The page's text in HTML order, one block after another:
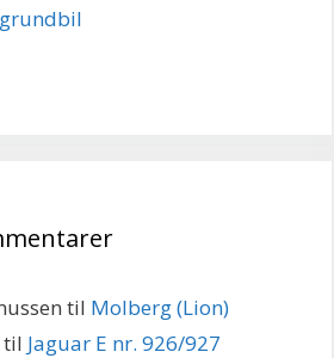
til Molberg (Lion)
til Jaguar E nr. 926/927